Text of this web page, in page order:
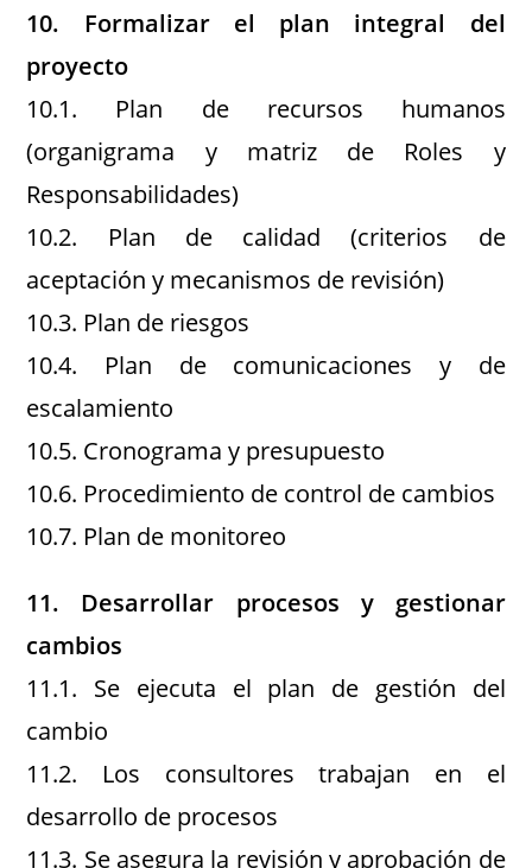
10. Formalizar el plan integral del
proyecto
10.1. Plan de recursos humanos
(organigrama y matriz de Roles y
Responsabilidades)
10.2. Plan de calidad (criterios de
aceptación y mecanismos de revisión)
10.3. Plan de riesgos
10.4. Plan de comunicaciones y de
escalamiento
10.5. Cronograma y presupuesto
10.6. Procedimiento de control de cambios
10.7. Plan de monitoreo
11. Desarrollar procesos y gestionar
cambios
11.1. Se ejecuta el plan de gestión del
cambio
11.2. Los consultores trabajan en el
desarrollo de procesos
11.3. Se asegura la revisión y aprobación de